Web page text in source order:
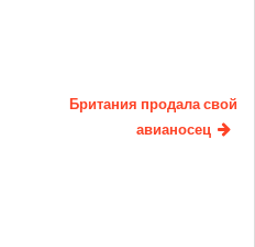
Британия продала свой
авианосец